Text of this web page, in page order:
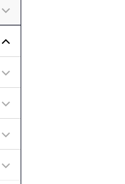
Undermeny för
Undermeny för Om
Undermeny för Kontakt
Undermeny för Jobba
Undermeny för
Undermeny för Vision